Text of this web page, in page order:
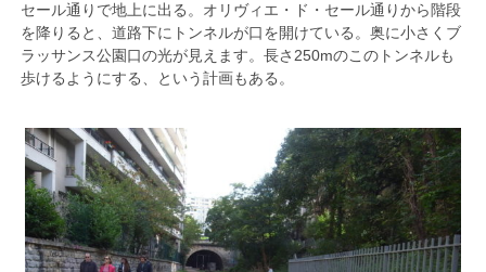
セール通りで地上に出る。オリヴィエ・ド・セール通りから階段
を降りると、道路下にトンネルが口を開けている。奥に小さくブ
ラッサンス公園口の光が見えます。長さ250mのこのトンネルも
歩けるようにする、という計画もある。